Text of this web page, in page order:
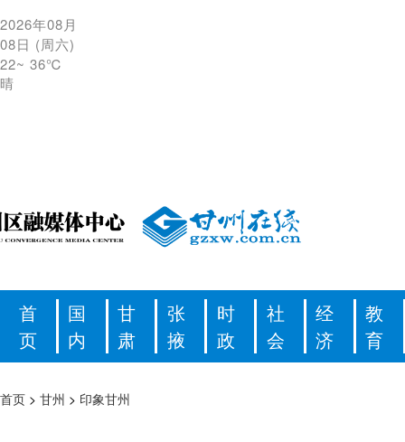
2026年08月
08日 (周六)
22~ 36℃
晴
首
页
国
内
甘
肃
张
掖
时
政
社
会
经
济
教
育
首页 > 甘州 > 印象甘州